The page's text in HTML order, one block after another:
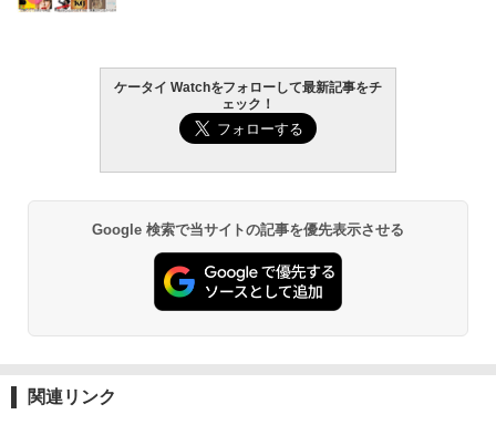
ケータイ Watchをフォローして最新記事をチ
ェック！
Google 検索で当サイトの記事を優先表示させる
関連リンク